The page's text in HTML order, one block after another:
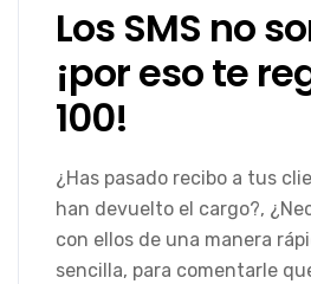
Los SMS no
¡por eso te
100!
¿Has pasado recibo a tus
han devuelto el cargo?,
con ellos de una manera
sencilla, para comentarle